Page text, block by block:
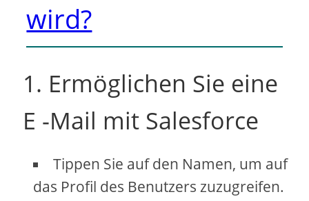
wird?
1. Ermöglichen Sie eine
E -Mail mit Salesforce
Tippen Sie auf den Namen, um auf
das Profil des Benutzers zuzugreifen.